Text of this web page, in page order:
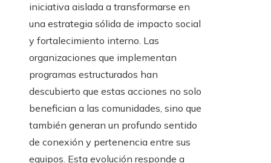
iniciativa aislada a transformarse en
una estrategia sólida de impacto social
y fortalecimiento interno. Las
organizaciones que implementan
programas estructurados han
descubierto que estas acciones no solo
benefician a las comunidades, sino que
también generan un profundo sentido
de conexión y pertenencia entre sus
equipos. Esta evolución responde a